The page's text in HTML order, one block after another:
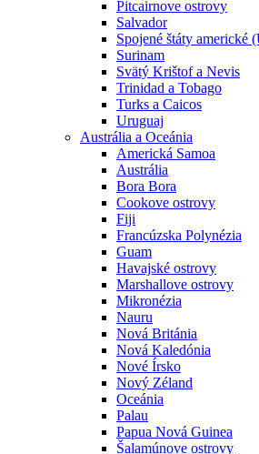
Pitcairnove ostrovy
Salvador
Spojené štáty americké
Surinam
Svätý Krištof a Nevis
Trinidad a Tobago
Turks a Caicos
Uruguaj
Austrália a Oceánia
Americká Samoa
Austrália
Bora Bora
Cookove ostrovy
Fiji
Francúzska Polynézia
Guam
Havajské ostrovy
Marshallove ostrovy
Mikronézia
Nauru
Nová Británia
Nová Kaledónia
Nové Írsko
Nový Zéland
Oceánia
Palau
Papua Nová Guinea
Šalamúnove ostrovy